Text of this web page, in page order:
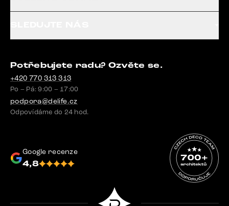
Potřebujete radu? Ozvěte se.
+420 770 313 313
Po – Pá: 9:00 – 17:00
podpora@delife.cz
Odpovídáme do 24 hod.
Google recenze
4,8